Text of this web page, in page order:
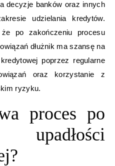
decyzje banków oraz innych
udzielania kredytów.
po zakończeniu procesu
dłużnik ma szansę na
poprzez regularne
oraz korzystanie z
ryzyku.
proces po
upadłości